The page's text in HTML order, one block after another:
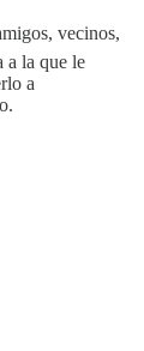
vecinos,
a la que le
a